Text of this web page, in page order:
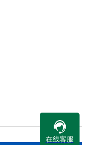
在线客服